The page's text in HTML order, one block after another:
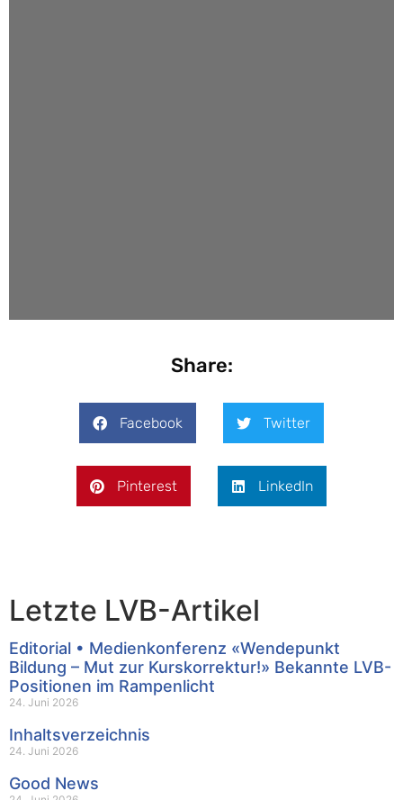
Share:
Facebook Twitter
Pinterest LinkedIn
Letzte LVB-Artikel
Editorial • Medienkonferenz «Wendepunkt
Bildung – Mut zur Kurskorrektur!» Bekannte LVB-
Positionen im Rampenlicht
24. Juni 2026
Inhaltsverzeichnis
24. Juni 2026
Good News